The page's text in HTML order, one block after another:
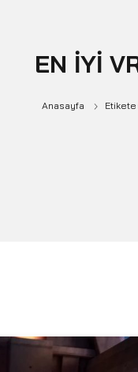
EN IYI
Anasayfa